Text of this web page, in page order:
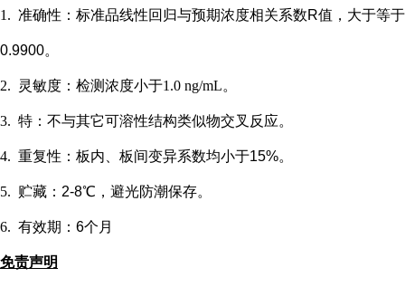
1. 准确性：标准品线性回归与预期浓度相关系数R值，大于等于
0.9900。
2. 灵敏度：检测浓度小于1.0 ng/mL。
3. 特：不与其它可溶性结构类似物交叉反应。
4. 重复性：板内、板间变异系数均小于15%。
5. 贮藏： 2-8℃，避光防潮保存。
6. 有效期： 6个月
免责声明